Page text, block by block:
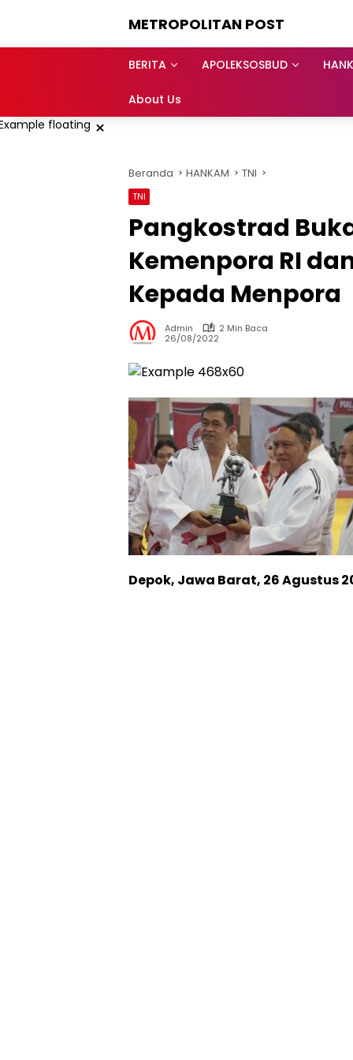
METROPOLITAN POST
BERITA APOLEKSOSBUD
About Us
×
Beranda HANKAM TNI
TNI
Pangkostrad
Kemenpora RI
Kepada Menpora
Admin
2 Min Baca
26/08/2022
Depok, Jawa Barat, 26 Agustus